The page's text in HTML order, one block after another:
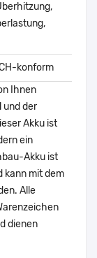
konform
Ihnen
und der
Akku ist
ein
Akku ist
kann mit dem
Alle
dienen